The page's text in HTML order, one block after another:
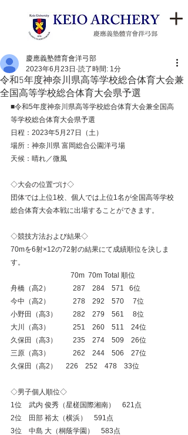
令和5年度神奈川県高等学校総合体育大会兼
全国高等学校総合体育大会県予選
慶應義塾體育會洋弓部
2023年6月23日 読了時間: 1分
■令和5年度神奈川県高等学校総合体育大会兼全国高
等学校総合体育大会県予選
日程：2023年5月27日（土）
場所：神奈川県 富岡総合公園洋弓場
天候：晴れ／微風
◇大会の位置づけ◇
団体では上位1校、個人では上位1名が全国高等学校
総合体育大会本戦に出場することができます。
◇競技方法および結果◇
70mを6射×12の72射の結果にて成績順位を決しま
す。
70m  70m Total 順位
舟橋（高2）　　　 287　284　571   6位
今中（高2）　　　 278　292　570　 7位
小野田（高3）　　 282　279　561　 8位
大川（高3）　　　 251　260　511　24位
久保田（高3）　　 235　274　509　26位
三原（高3）　　　 262　244　506　27位
久保田（高2）     226　252　478　33位
◇男子個人順位◇
1位　武内 俊秀（星槎国際湘南）　621点
2位　田部 裕太（横浜）　591点
3位　中島 大（桐蔭学園）　583点